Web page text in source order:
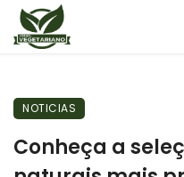
NOTICIAS
Conheça a